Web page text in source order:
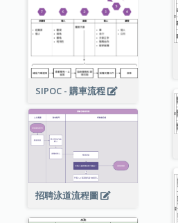
SIPOC - 購車流程
招聘泳道流程圖